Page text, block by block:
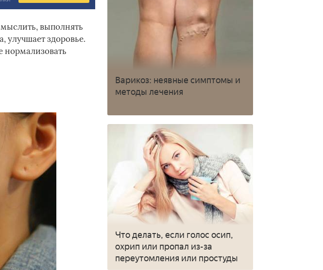
выполнять
улучшает здоровье.
нормализовать
Варикоз: неявные симптомы и
методы лечения
Что делать, если голос осип,
охрип или пропал из-за
переутомления или простуды